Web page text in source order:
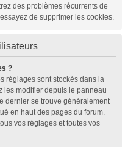
des problèmes récurrents de
de supprimer les cookies.
?
réglages sont stockés dans la
les modifier depuis le panneau
dernier se trouve généralement
en haut des pages du forum.
vos réglages et toutes vos